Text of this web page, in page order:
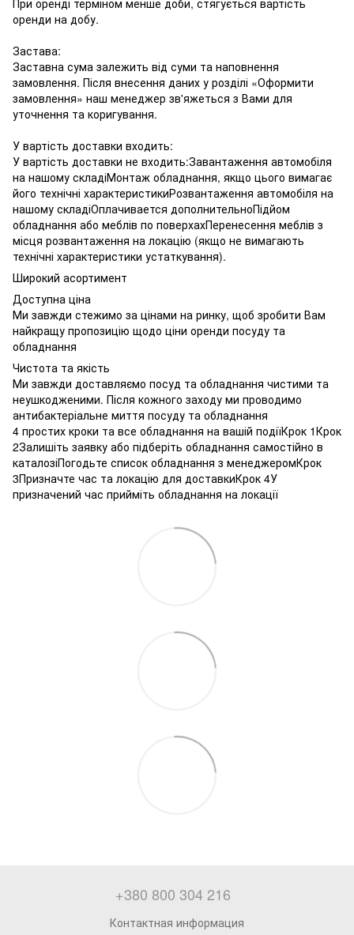
оренди на добу.
Застава:
Заставна сума залежить від суми та наповнення
замовлення. Після внесення даних у розділі «Оформити
замовлення» наш менеджер зв'яжеться з Вами для
уточнення та коригування.
У вартість доставки входить:
У вартість доставки не входить:Завантаження автомобіля
на нашому складіМонтаж обладнання, якщо цього вимагає
його технічні характеристикиРозвантаження автомобіля на
нашому складіОплачивается дополнительноПідйом
обладнання або меблів по поверхахПеренесення меблів з
місця розвантаження на локацію (якщо не вимагають
технічні характеристики устаткування).
Широкий асортимент
Доступна ціна
Ми завжди стежимо за цінами на ринку, щоб зробити Вам
найкращу пропозицію щодо ціни оренди посуду та
обладнання
Чистота та якість
Ми завжди доставляємо посуд та обладнання чистими та
неушкодженими. Після кожного заходу ми проводимо
антибактеріальне миття посуду та обладнання
4 простих кроки та все обладнання на вашій подіїКрок 1Крок
2Залишіть заявку або підберіть обладнання самостійно в
каталозіПогодьте список обладнання з менеджеромКрок
3Призначте час та локацію для доставкиКрок 4У
призначений час прийміть обладнання на локації
+380 800 304 216
Контактная информация